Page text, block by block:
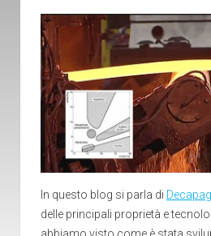
In questo blog si parla di
delle principali proprietà e